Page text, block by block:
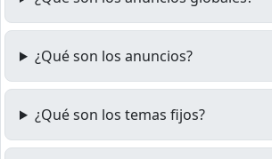
¿Qué son los anuncios?
¿Qué son los temas fijos?